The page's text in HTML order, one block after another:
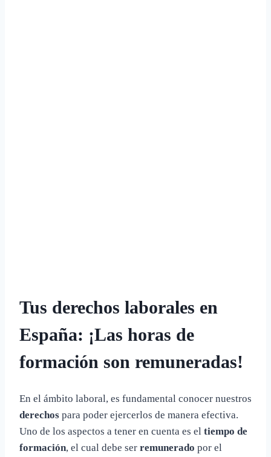
Tus derechos laborales en
España: ¡Las horas de
formación son remuneradas!
En el ámbito laboral, es fundamental conocer nuestros
derechos para poder ejercerlos de manera efectiva.
Uno de los aspectos a tener en cuenta es el tiempo de
formación, el cual debe ser remunerado por el